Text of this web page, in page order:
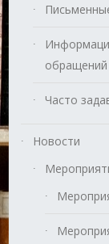
обращений
Часто
Новости